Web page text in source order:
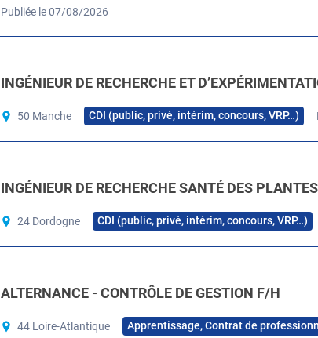
Publiée le 07/08/2026
INGÉNIEUR DE RECHERCHE ET
50 Manche CDI (public, privé, intérim, concours, VRP…)
INGÉNIEUR DE RECHERCHE SANTÉ DES
24 Dordogne CDI (public, privé, intérim, concours, VRP…)
ALTERNANCE - CONTRÔLE DE GESTION F/H
44 Loire-Atlantique
Apprentissage, Contrat de